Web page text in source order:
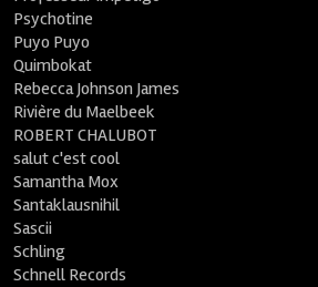
Psychotine
Puyo Puyo
Quimbokat
Rebecca Johnson James
Rivière du Maelbeek
ROBERT CHALUBOT
salut c'est cool
Samantha Mox
Santaklausnihil
Sascii
Schling
Schnell Records